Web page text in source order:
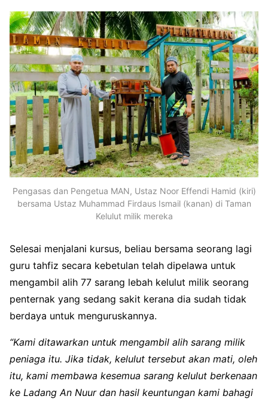
Pengasas dan Pengetua MAN, Ustaz Noor Effendi Hamid (kiri)
bersama Ustaz Muhammad Firdaus Ismail (kanan) di Taman
Kelulut milik mereka
Selesai menjalani kursus, beliau bersama seorang lagi
guru tahfiz secara kebetulan telah dipelawa untuk
mengambil alih 77 sarang lebah kelulut milik seorang
penternak yang sedang sakit kerana dia sudah tidak
berdaya untuk menguruskannya.
“Kami ditawarkan untuk mengambil alih sarang milik
peniaga itu. Jika tidak, kelulut tersebut akan mati, oleh
itu, kami membawa kesemua sarang kelulut berkenaan
ke Ladang An Nuur dan hasil keuntungan kami bahagi